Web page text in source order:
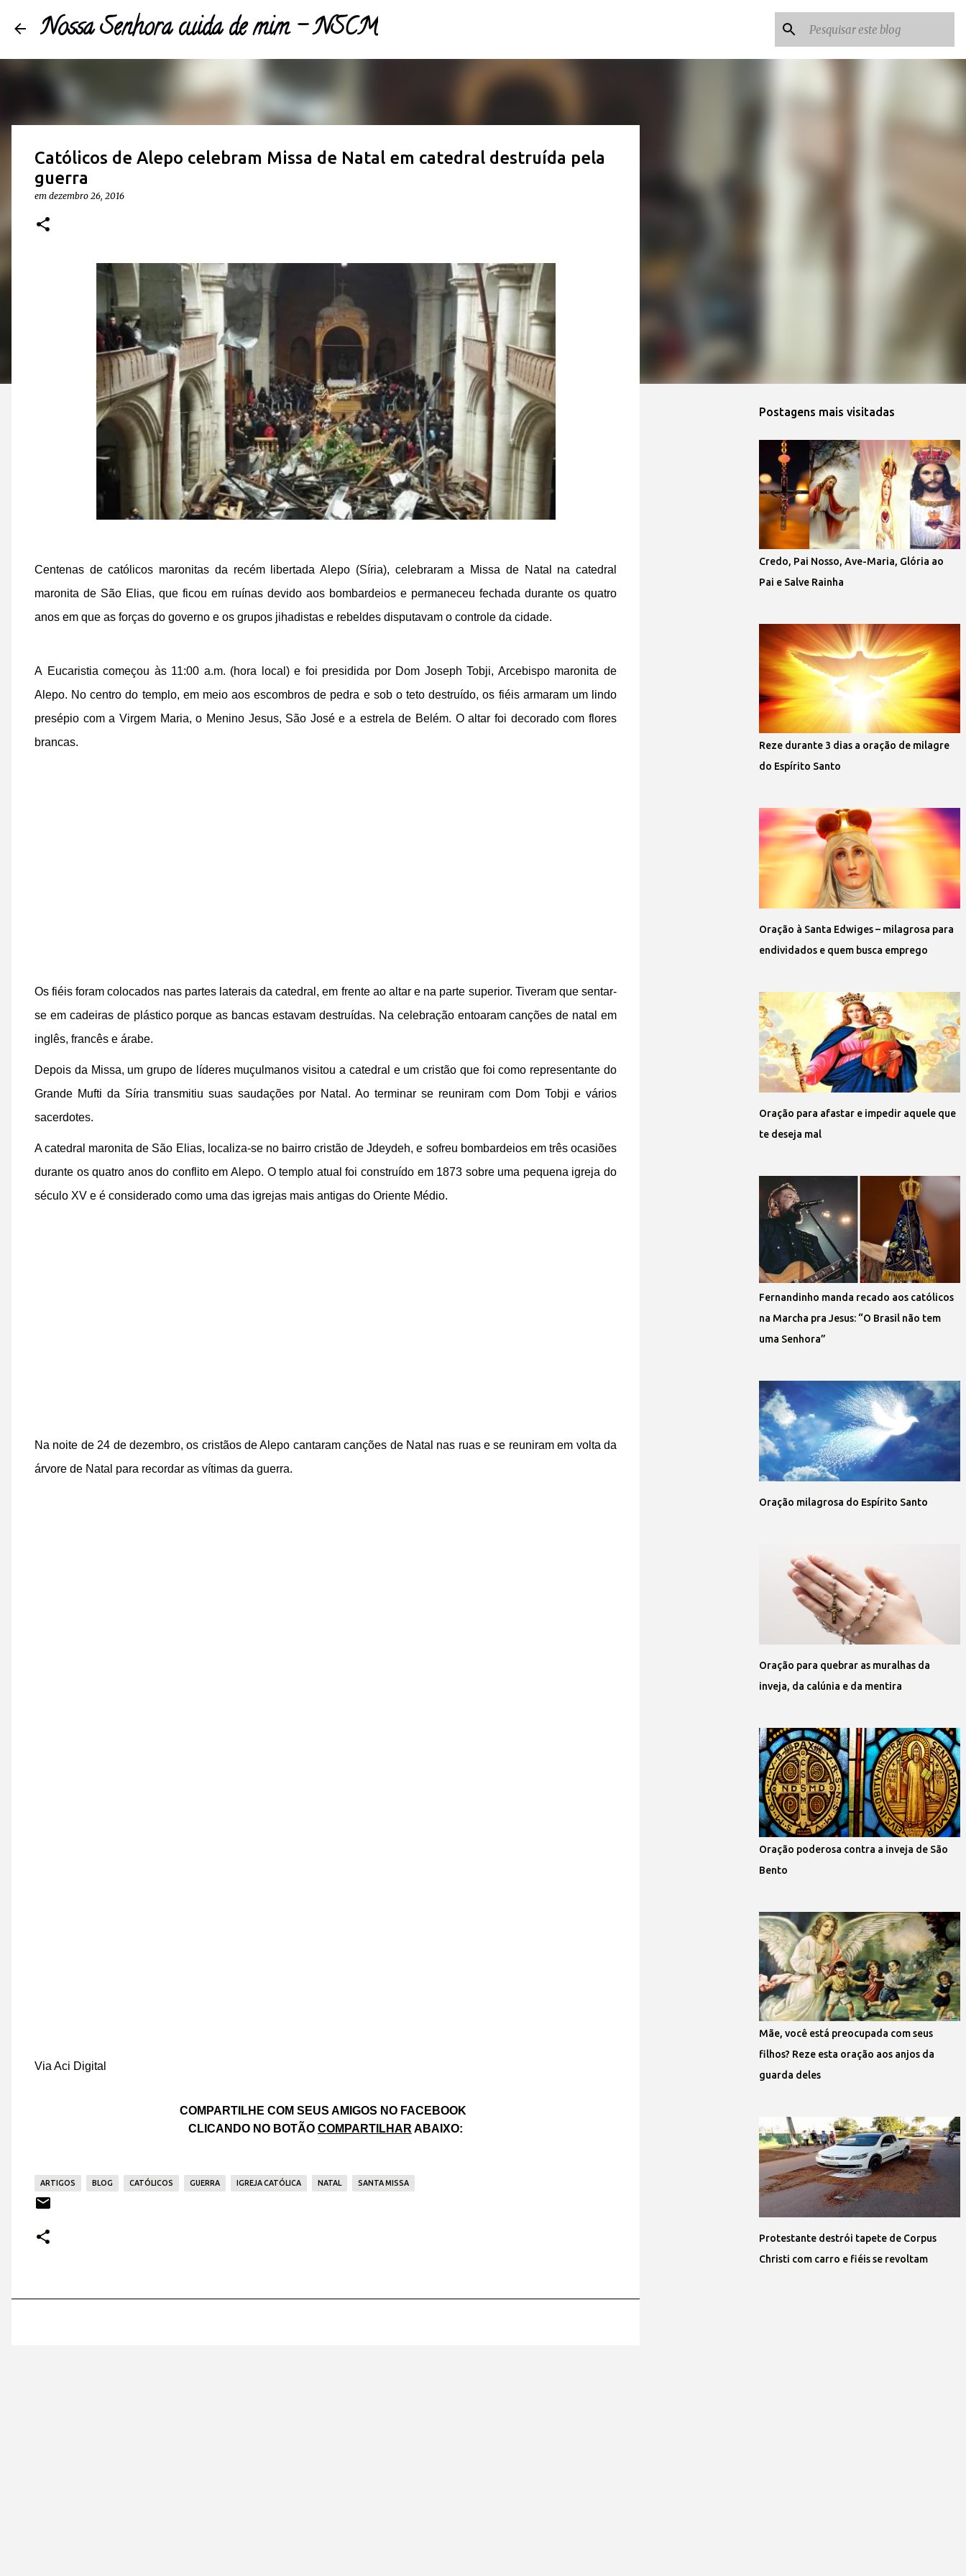
Nossa Senhora cuida de mim - NSCM
Católicos de Alepo celebram Missa de Natal em catedral destruída pela
guerra
em dezembro 26, 2016
Centenas de católicos maronitas da recém libertada Alepo (Síria), celebraram a Missa de Natal na catedral
maronita de São Elias, que ficou em ruínas devido aos bombardeios e permaneceu fechada durante os quatro
anos em que as forças do governo e os grupos jihadistas e rebeldes disputavam o controle da cidade.
A Eucaristia começou às 11:00 a.m. (hora local) e foi presidida por Dom Joseph Tobji, Arcebispo maronita de
Alepo. No centro do templo, em meio aos escombros de pedra e sob o teto destruído, os fiéis armaram um lindo
presépio com a Virgem Maria, o Menino Jesus, São José e a estrela de Belém. O altar foi decorado com flores
brancas.
Os fiéis foram colocados nas partes laterais da catedral, em frente ao altar e na parte superior. Tiveram que sentar-
se em cadeiras de plástico porque as bancas estavam destruídas. Na celebração entoaram canções de natal em
inglês, francês e árabe.
Depois da Missa, um grupo de líderes muçulmanos visitou a catedral e um cristão que foi como representante do
Grande Mufti da Síria transmitiu suas saudações por Natal. Ao terminar se reuniram com Dom Tobji e vários
sacerdotes.
A catedral maronita de São Elias, localiza-se no bairro cristão de Jdeydeh, e sofreu bombardeios em três ocasiões
durante os quatro anos do conflito em Alepo. O templo atual foi construído em 1873 sobre uma pequena igreja do
século XV e é considerado como uma das igrejas mais antigas do Oriente Médio.
Na noite de 24 de dezembro, os cristãos de Alepo cantaram canções de Natal nas ruas e se reuniram em volta da
árvore de Natal para recordar as vítimas da guerra.
Via Aci Digital
COMPARTILHE COM SEUS AMIGOS NO FACEBOOK
CLICANDO NO BOTÃO COMPARTILHAR ABAIXO:
ARTIGOS BLOG CATÓLICOS GUERRA IGREJA CATÓLICA NATAL SANTA MISSA
Postagens mais visitadas
Credo, Pai Nosso, Ave-Maria, Glória ao
Pai e Salve Rainha
Reze durante 3 dias a oração de milagre
do Espírito Santo
Oração à Santa Edwiges – milagrosa para
endividados e quem busca emprego
Oração para afastar e impedir aquele que
te deseja mal
Fernandinho manda recado aos católicos
na Marcha pra Jesus: “O Brasil não tem
uma Senhora”
Oração milagrosa do Espírito Santo
Oração para quebrar as muralhas da
inveja, da calúnia e da mentira
Oração poderosa contra a inveja de São
Bento
Mãe, você está preocupada com seus
filhos? Reze esta oração aos anjos da
guarda deles
Protestante destrói tapete de Corpus
Christi com carro e fiéis se revoltam